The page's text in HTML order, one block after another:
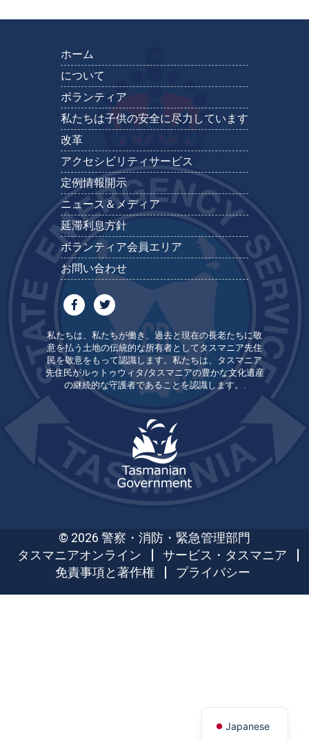
ホーム
について
ボランティア
私たちは子供の安全に尽力しています
改革
アクセシビリティサービス
定例情報開示
ニュース＆メディア
延滞利息方針
ボランティア会員エリア
お問い合わせ
私たちは、私たちが働き、過去と現在の長老たちに敬
意を払う土地の伝統的な所有者としてタスマニア先住
民を敬意をもって認識します。私たちは、タスマニア
先住民がルゥトゥウィタ/タスマニアの豊かな文化遺産
の継続的な守護者であることを認識します。.
© 2026 警察・消防・緊急管理部門
タスマニアオンライン
サービス・タスマニア
免責事項と著作権
プライバシー
Japanese